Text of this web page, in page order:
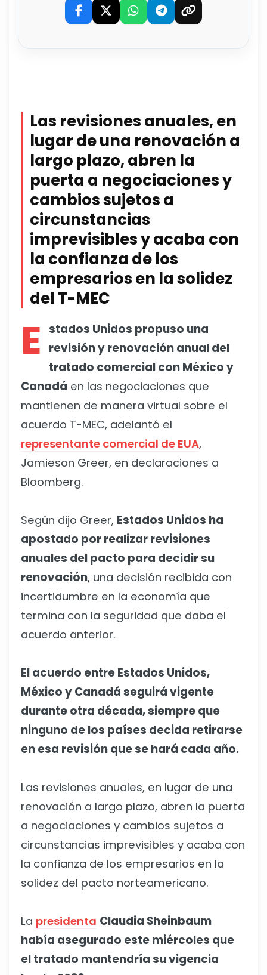
Las revisiones anuales, en
lugar de una renovación a
largo plazo, abren la
puerta a negociaciones y
cambios sujetos a
circunstancias
imprevisibles y acaba con
la confianza de los
empresarios en la solidez
del T-MEC
E stados Unidos propuso una
revisión y renovación anual del
tratado comercial con México y
Canadá en las negociaciones que
mantienen de manera virtual sobre el
acuerdo T-MEC, adelantó el
representante comercial de EUA,
Jamieson Greer, en declaraciones a
Bloomberg.
Según dijo Greer, Estados Unidos ha
apostado por realizar revisiones
anuales del pacto para decidir su
renovación, una decisión recibida con
incertidumbre en la economía que
termina con la seguridad que daba el
acuerdo anterior.
El acuerdo entre Estados Unidos,
México y Canadá seguirá vigente
durante otra década, siempre que
ninguno de los países decida retirarse
en esa revisión que se hará cada año.
Las revisiones anuales, en lugar de una
renovación a largo plazo, abren la puerta
a negociaciones y cambios sujetos a
circunstancias imprevisibles y acaba con
la confianza de los empresarios en la
solidez del pacto norteamericano.
La presidenta Claudia Sheinbaum
había asegurado este miércoles que
el tratado mantendría su vigencia